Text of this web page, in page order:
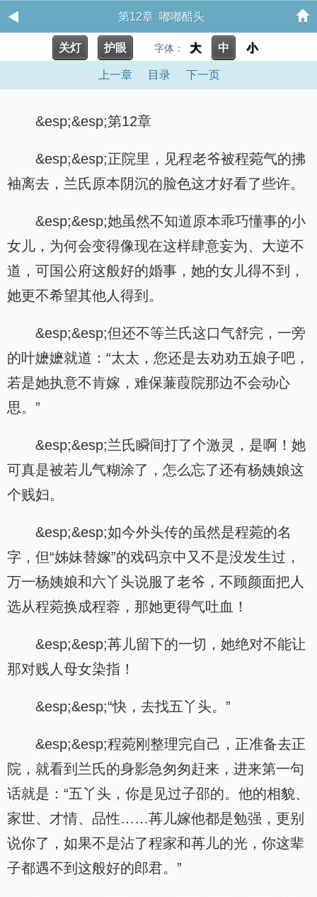
第12章 嘟嘟醋头
关灯 护眼 字体： 大 中 小
上一章 目录 下一页
&esp;&esp;第12章
&esp;&esp;正院里，见程老爷被程菀气的拂
袖离去，兰氏原本阴沉的脸色这才好看了些许。
&esp;&esp;她虽然不知道原本乖巧懂事的小
女儿，为何会变得像现在这样肆意妄为、大逆不
道，可国公府这般好的婚事，她的女儿得不到，
她更不希望其他人得到。
&esp;&esp;但还不等兰氏这口气舒完，一旁
的叶嬷嬷就道：“太太，您还是去劝劝五娘子吧，
若是她执意不肯嫁，难保蒹葭院那边不会动心
思。”
&esp;&esp;兰氏瞬间打了个激灵，是啊！她
可真是被若儿气糊涂了，怎么忘了还有杨姨娘这
个贱妇。
&esp;&esp;如今外头传的虽然是程菀的名
字，但“姊妹替嫁”的戏码京中又不是没发生过，
万一杨姨娘和六丫头说服了老爷，不顾颜面把人
选从程菀换成程蓉，那她更得气吐血！
&esp;&esp;苒儿留下的一切，她绝对不能让
那对贱人母女染指！
&esp;&esp;“快，去找五丫头。”
&esp;&esp;程菀刚整理完自己，正准备去正
院，就看到兰氏的身影急匆匆赶来，进来第一句
话就是：“五丫头，你是见过子邵的。他的相貌、
家世、才情、品性……苒儿嫁他都是勉强，更别
说你了，如果不是沾了程家和苒儿的光，你这辈
子都遇不到这般好的郎君。”